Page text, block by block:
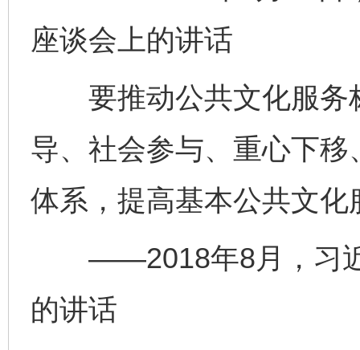
座谈会上的讲话
要推动公共文化服务
导、社会参与、重心下
体系，提高基本公共文
——2018年8月，习近
的讲话